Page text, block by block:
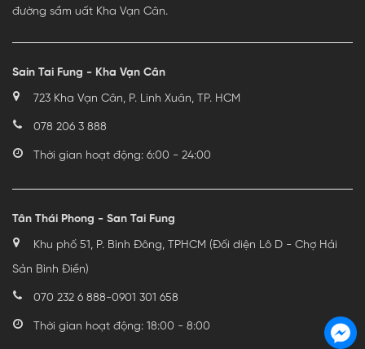
đường sầm uất Kha Vạn Cân.
Sain Tai Fung - Kha Vạn Cân
723 Kha Vạn Cân, P. Linh Xuân, TP. HCM
078 206 3 888
Thời gian hoạt động: 6:00 - 24:00
Tân Thái Phong - San Tai Fung
Khu phố 51, P. Bình Đông, TPHCM (Đối diện Lô D - Chợ Hải
Sản Bình Điền)
070 232 6 888-0901 301 658
Thời gian hoạt động: 18:00 - 8:00